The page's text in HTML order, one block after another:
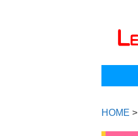
HOME >